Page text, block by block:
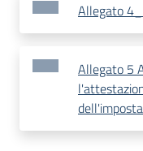
Allegato
Allegato 5